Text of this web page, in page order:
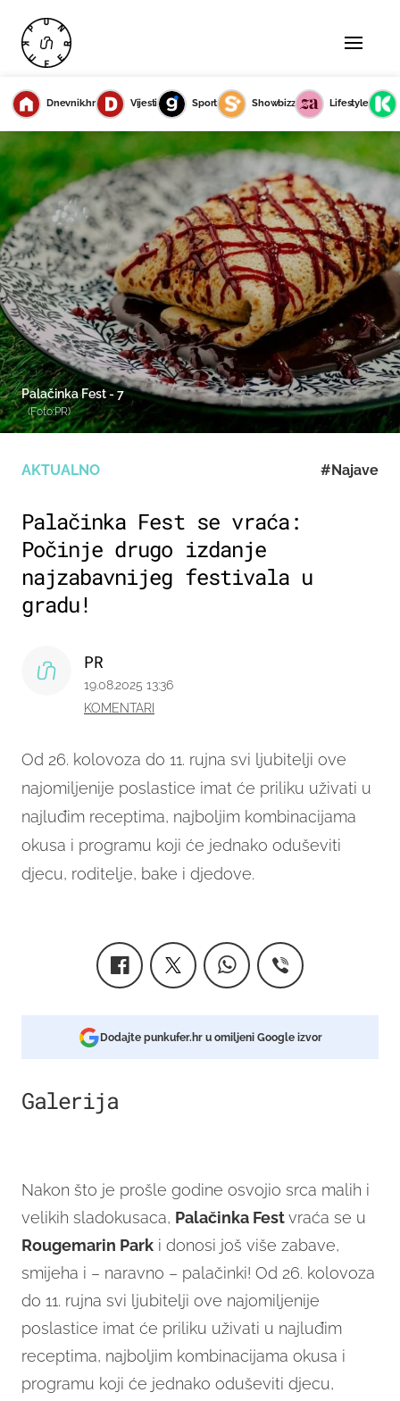
Dnevnik.hr Vijesti Sport Showbizz Lifestyle
AKTUALNO #Najave
Palačinka Fest se vraća:
Počinje drugo izdanje
najzabavnijeg festivala u
gradu!
Od 26. kolovoza do 11. rujna svi ljubitelji ove
najomiljenije poslastice imat će priliku uživati u
najluđim receptima, najboljim kombinacijama
okusa i programu koji će jednako oduševiti
djecu, roditelje, bake i djedove.
PR
19.08.2025 13:36
KOMENTARI
Palačinka Fest - 7
(Foto:PR)
Dodajte punkufer.hr u omiljeni Google izvor
Galerija
Nakon što je prošle godine osvojio srca malih i
velikih sladokusaca, Palačinka Festvraća se u
Rougemarin Park i donosi još više zabave,
smijeha i – naravno – palačinki! Od 26. kolovoza
do 11. rujna svi ljubitelji ove najomiljenije
poslastice imat će priliku uživati u najluđim
receptima, najboljim kombinacijama okusa i
programu koji će jednako oduševiti djecu,